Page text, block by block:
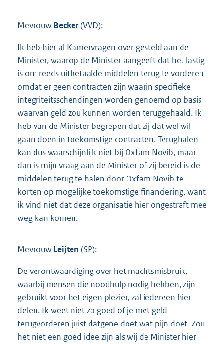
Mevrouw Becker(VVD):
Ik heb hier al Kamervragen over gesteld aan de
Minister, waarop de Minister aangeeft dat het lastig
is om reeds uitbetaalde middelen terug te vorderen
omdat er geen contracten zijn waarin specifieke
integriteitsschendingen worden genoemd op basis
waarvan geld zou kunnen worden teruggehaald. Ik
heb van de Minister begrepen dat zij dat wel wil
gaan doen in toekomstige contracten. Terughalen
kan dus waarschijnlijk niet bij Oxfam Novib, maar
dan is mijn vraag aan de Minister of zij bereid is de
middelen terug te halen door Oxfam Novib te
korten op mogelijke toekomstige financiering, want
ik vind niet dat deze organisatie hier ongestraft mee
weg kan komen.
Mevrouw Leijten (SP):
De verontwaardiging over het machtsmisbruik,
waarbij mensen die noodhulp nodig hebben, zijn
gebruikt voor het eigen plezier, zal iedereen hier
delen. Ik weet niet zo goed of je met geld
terugvorderen juist datgene doet wat pijn doet. Zou
het niet een goed idee zijn als wij de Minister hier